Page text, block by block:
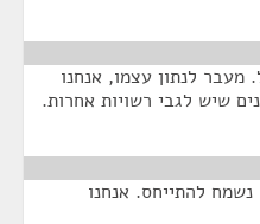
מעבר לנתון עצמו, אנחנו
שיש לגבי רשויות אחרות.
נשמח להתייחס. אנחנו